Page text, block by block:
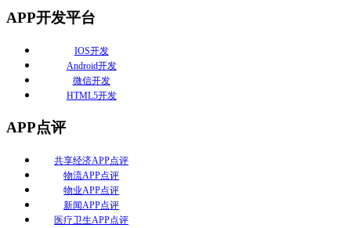
APP开发平台
IOS开发
Android开发
微信开发
HTML5开发
APP点评
共享经济APP点评
物流APP点评
物业APP点评
新闻APP点评
医疗卫生APP点评